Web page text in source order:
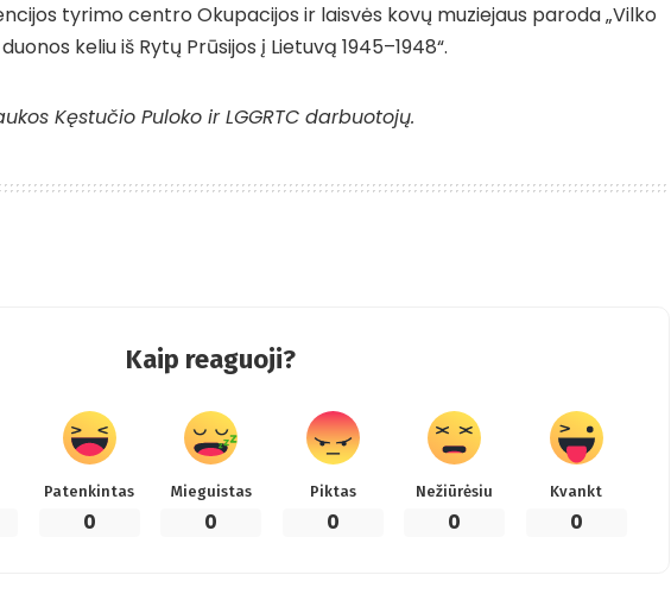
tyrimo centro Okupacijos ir laisvės kovų muziejaus paroda „Vilko
keliu iš Rytų Prūsijos į Lietuvą 1945–1948“.
Kęstučio Puloko ir LGGRTC darbuotojų.
Kaip reaguoji?
Patenkintas
0
Mieguistas
0
Piktas
0
Nežiūrėsiu
0
Kvankt
0